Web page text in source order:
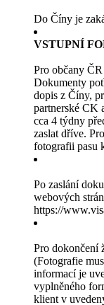
Do Číny je
VSTUPNÍ
Pro občany
Dokumenty
dopis z Číny,
partnerské CK
cca 4 týdny
zaslat dříve.
fotografii pasu
Po zaslání
webových
https://
Pro dokončení
(Fotografie
informací je
vyplněného
klient v